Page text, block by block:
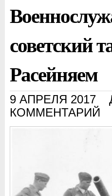
советский
Расейняем
9 АПРЕЛЯ 2017
КОММЕНТАРИЙ